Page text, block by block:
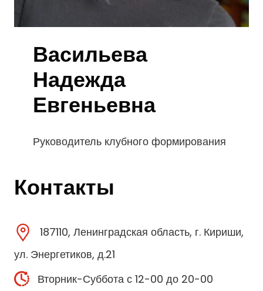
Васильева
Надежда
Евгеньевна
Руководитель клубного формирования
Контакты
187110, Ленинградская область, г. Кириши,
ул. Энергетиков, д.21
Вторник-Суббота с 12-00 до 20-00